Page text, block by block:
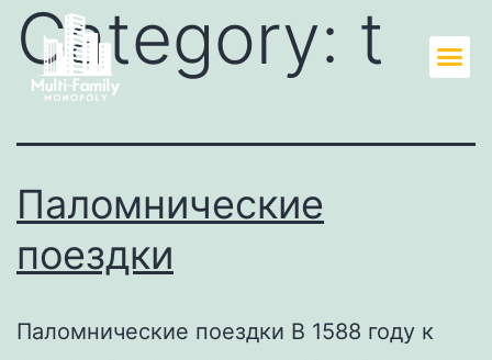
Category: t
Паломнические
поездки
Паломнические поездки В 1588 году к